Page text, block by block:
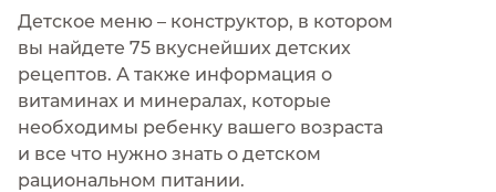
Детское меню – конструктор, в котором
вы найдете 75 вкуснейших детских
рецептов. А также информация о
витаминах и минералах, которые
необходимы ребенку вашего возраста
и все что нужно знать о детском
рациональном питании.